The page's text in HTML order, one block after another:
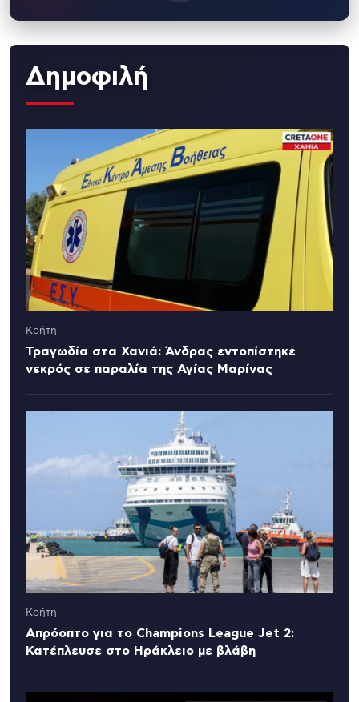
Δημοφιλή
Κρήτη
Τραγωδία στα Χανιά: Άνδρας εντοπίστηκε
νεκρός σε παραλία της Αγίας Μαρίνας
Κρήτη
Απρόοπτο για το Champions League Jet 2:
Κατέπλευσε στο Ηράκλειο με βλάβη